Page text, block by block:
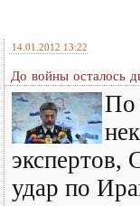
14.01.2012 13:22
До войны осталось
По
удар по